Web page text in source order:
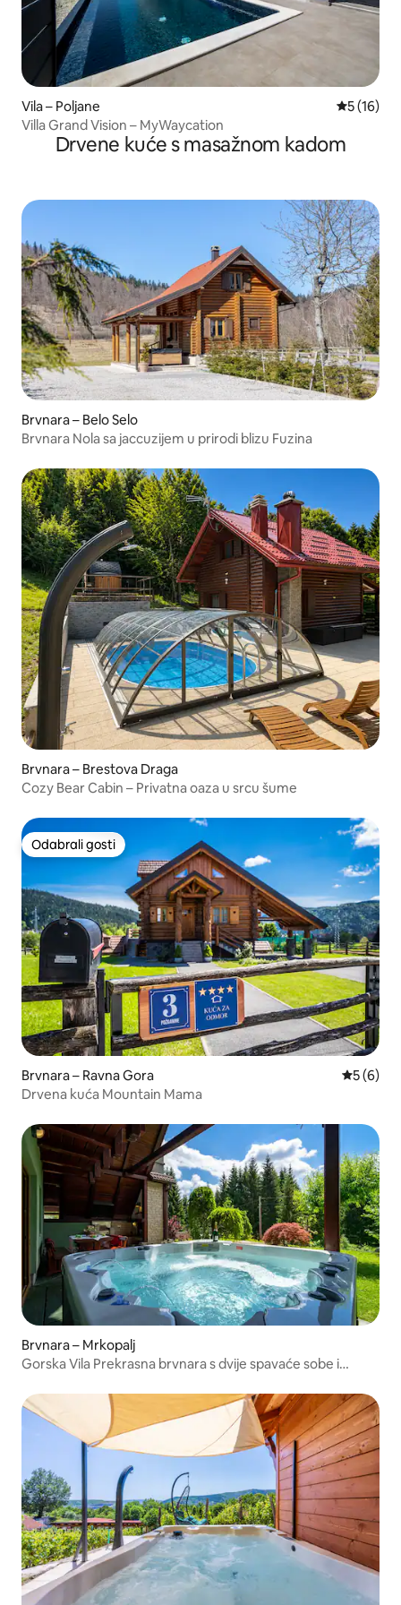
Vila – Poljane Prosječna
5 (16)
Villa Grand Vision – MyWaycation
Drvene kuće s masažnom kadom
Brvnara – Belo Selo
Brvnara Nola sa jaccuzijem u prirodi blizu Fuzina
Brvnara – Brestova Draga
Cozy Bear Cabin – Privatna oaza u srcu šume
Odabrali gosti
Odabrali gosti
Brvnara – Ravna Gora
5 (6)
Drvena kuća Mountain Mama
Brvnara – Mrkopalj
Gorska Vila Prekrasna brvnara s dvije spavaće sobe i